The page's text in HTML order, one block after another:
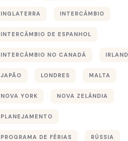
INGLATERRA INTERCÂMBIO
INTERCÂMBIO DE ESPANHOL
INTERCÂMBIO NO CANADÁ
JAPÃO LONDRES MALTA
NOVA YORK NOVA ZELÂNDIA
PLANEJAMENTO
PROGRAMA DE FÉRIAS RÚSSIA